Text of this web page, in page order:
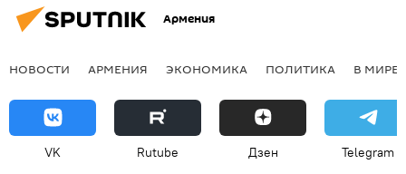
Армения
НОВОСТИ АРМЕНИЯ ЭКОНОМИКА ПОЛИТИКА В МИРЕ
VK Rutube Дзен Telegram